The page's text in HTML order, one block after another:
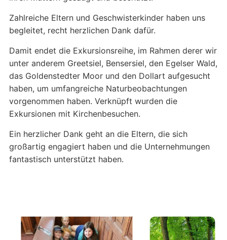
Zahlreiche Eltern und Geschwisterkinder haben uns
begleitet, recht herzlichen Dank dafür.
Damit endet die Exkursionsreihe, im Rahmen derer wir
unter anderem Greetsiel, Bensersiel, den Egelser Wald,
das Goldenstedter Moor und den Dollart aufgesucht
haben, um umfangreiche Naturbeobachtungen
vorgenommen haben. Verknüpft wurden die
Exkursionen mit Kirchenbesuchen.
Ein herzlicher Dank geht an die Eltern, die sich
großartig engagiert haben und die Unternehmungen
fantastisch unterstützt haben.